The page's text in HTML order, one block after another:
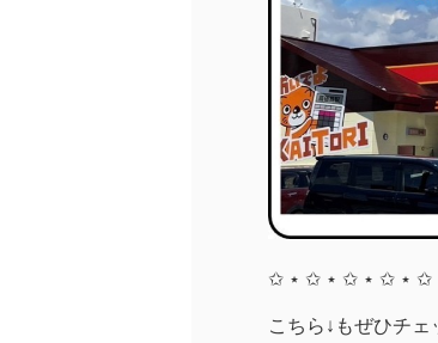
✩ ⋆ ✩ ⋆ ✩ ⋆ ✩ ⋆ ✩
こちら↓もぜひチ